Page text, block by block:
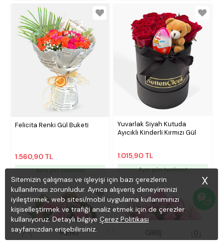
MENÜ GİRİŞ 0
Felicita Renki Gül Buketi
1.560,90 TL
Aynı gün teslimat
Yuvarlak Siyah Kutuda
Ayıcıklı Kinderli Kırmızı Gül
1.015,90 TL
Aynı gün teslimat
Sitemizin çalışması ve işleyişi için bazı çerezlerin
kullanılması zorunludur. Ayrıca alışveriş deneyiminizi
iyileştirmek, web sitesi/mobil uygulama kullanımınızı
kişiselleştirmek ve trafiği analiz etmek için de çerezler
kullanıyoruz. Detaylı bilgiye Çerez Politikası
sayfamızdan erişebilirsiniz.
X